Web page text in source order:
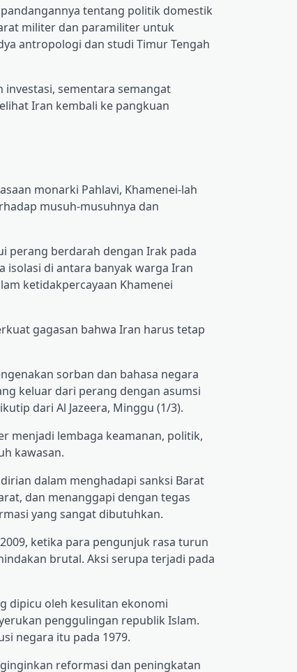
tentang politik domestik
militer dan paramiliter untuk
antropologi dan studi Timur Tengah
sementara semangat
Iran kembali ke pangkuan
monarki Pahlavi, Khamenei-lah
musuh-musuhnya dan
perang berdarah dengan Irak pada
isolasi di antara banyak warga Iran
ketidakpercayaan Khamenei
gagasan bahwa Iran harus tetap
sorban dan bahasa negara
keluar dari perang dengan asumsi
dari Al Jazeera, Minggu (1/3).
menjadi lembaga keamanan, politik,
kawasan.
dalam menghadapi sanksi Barat
dan menanggapi dengan tegas
yang sangat dibutuhkan.
ketika para pengunjuk rasa turun
brutal. Aksi serupa terjadi pada
dipicu oleh kesulitan ekonomi
penggulingan republik Islam.
negara itu pada 1979.
reformasi dan peningkatan